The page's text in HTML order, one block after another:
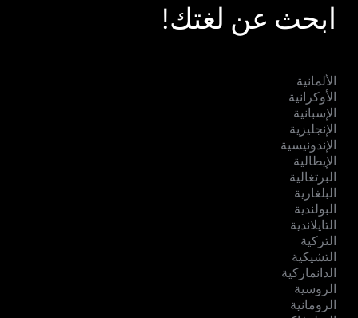
ابحث عن لغتك!
الألمانية
الأوكرانية
الإسبانية
الإنجليزية
الإندونيسية
الإيطالية
البرتغالية
البلغارية
البولندية
التايلاندية
التركية
التشيكية
الدانماركية
الروسية
الرومانية